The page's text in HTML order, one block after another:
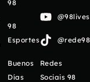
98
98
Esportes
Buenos
Días
Redes
Sociais 98